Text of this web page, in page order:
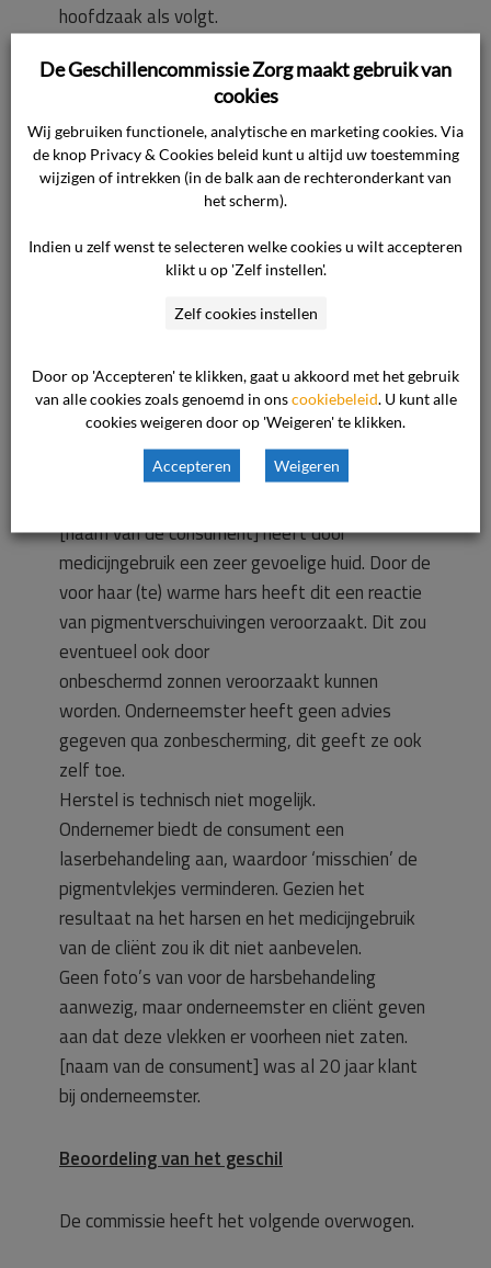
hoofdzaak als volgt.
Tussen de behandeling en het melden van de
klacht zit vier weken. Vier dagen na de
behandeling is de consument in de zaak
geweest. Toen was niets van een verbranding
zichtbaar. Men mag aannemen dat de
tegen de zon.
Deskundigenrapport
De door de commissie ingeschakelde
deskundige heeft blijkens zijn rapport,
vastgesteld.
[naam van de consument] heeft door
medicijngebruik een zeer gevoelige huid. Door de
voor haar (te) warme hars heeft dit een reactie
van pigmentverschuivingen veroorzaakt. Dit zou
eventueel ook door
onbeschermd zonnen veroorzaakt kunnen
worden. Onderneemster heeft geen advies
gegeven qua zonbescherming, dit geeft ze ook
zelf toe.
Herstel is technisch niet mogelijk.
Ondernemer biedt de consument een
laserbehandeling aan, waardoor ‘misschien’ de
pigmentvlekjes verminderen. Gezien het
resultaat na het harsen en het medicijngebruik
van de cliënt zou ik dit niet aanbevelen.
Geen foto’s van voor de harsbehandeling
aanwezig, maar onderneemster en cliënt geven
aan dat deze vlekken er voorheen niet zaten.
[naam van de consument] was al 20 jaar klant
bij onderneemster.
Beoordeling van het geschil
De commissie heeft het volgende overwogen.
De Geschillencommissie Zorg maakt gebruik van
cookies
Wij gebruiken functionele, analytische en marketing cookies. Via
de knop Privacy & Cookies beleid kunt u altijd uw toestemming
wijzigen of intrekken (in de balk aan de rechteronderkant van
het scherm).
Indien u zelf wenst te selecteren welke cookies u wilt accepteren
klikt u op 'Zelf instellen'.
Zelf cookies instellen
Door op 'Accepteren' te klikken, gaat u akkoord met het gebruik
van alle cookies zoals genoemd in onscookiebeleid . U kunt alle
cookies weigeren door op 'Weigeren' te klikken.
Accepteren Weigeren